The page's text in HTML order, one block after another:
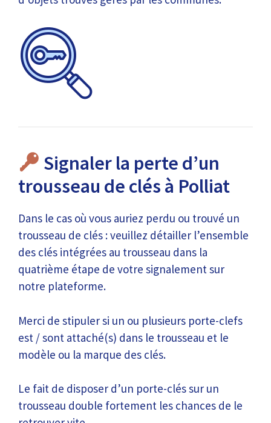
Signaler la perte d’un
trousseau de clés à Polliat
Dans le cas où vous auriez perdu ou trouvé un
trousseau de clés : veuillez détailler l’ensemble
des clés intégrées au trousseau dans la
quatrième étape de votre signalement sur
notre plateforme.
Merci de stipuler si un ou plusieurs porte-clefs
est / sont attaché(s) dans le trousseau et le
modèle ou la marque des clés.
Le fait de disposer d’un porte-clés sur un
trousseau double fortement les chances de le